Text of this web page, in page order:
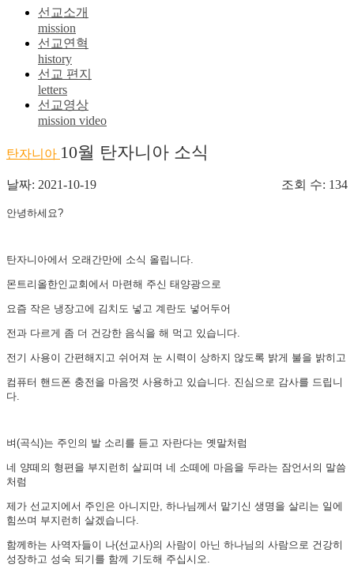
선교소개
mission
선교연혁
history
선교 편지
letters
선교영상
mission video
탄자니아 10월 탄자니아 소식
날짜: 2021-10-19 조회 수: 134
안녕하세요?
탄자니아에서 오래간만에 소식 올립니다.
몬트리올한인교회에서 마련해 주신 태양광으로
요즘 작은 냉장고에 김치도 넣고 계란도 넣어두어
전과 다르게 좀 더 건강한 음식을 해 먹고 있습니다.
전기 사용이 간편해지고 쉬어져 눈 시력이 상하지 않도록 밝게 불을 밝히고
컴퓨터 핸드폰 충전을 마음껏 사용하고 있습니다. 진심으로 감사를 드립니
다.
벼(곡식)는 주인의 발 소리를 듣고 자란다는 옛말처럼
네 양떼의 형편을 부지런히 살피며 네 소떼에 마음을 두라는 잠언서의 말씀
처럼
제가 선교지에서 주인은 아니지만, 하나님께서 맡기신 생명을 살리는 일에
힘쓰며 부지런히 살겠습니다.
함께하는 사역자들이 나(선교사)의 사람이 아닌 하나님의 사람으로 건강히
성장하고 성숙 되기를 함께 기도해 주십시오.